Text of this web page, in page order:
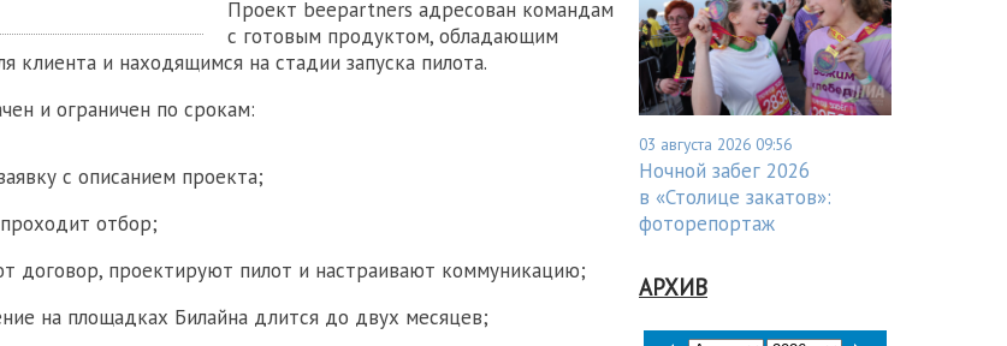
Проект beepartners адресован командам
с готовым продуктом, обладающим
клиента и находящимся на стадии запуска пилота.
и ограничен по срокам:
с описанием проекта;
отбор;
договор, проектируют пилот и настраивают коммуникацию;
на площадках Билайна длится до двух месяцев;
03 августа 2026 09:56
Ночной забег 2026
в «Столице закатов»:
фоторепортаж
АРХИВ